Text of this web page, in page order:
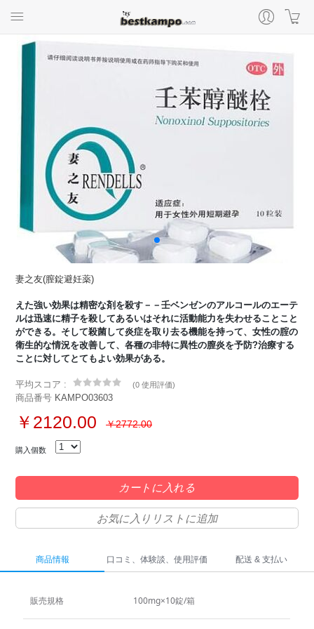
妻之友(膣錠避妊薬)
えた強い効果は精密な剤を殺す－－壬ベンゼンのアルコールのエーテ
ルは迅速に精子を殺してあるいはそれに活動能力を失わせることこと
ができる。そして殺菌して炎症を取り去る機能を持って、女性の腟の
衛生的な情況を改善して、各種の非特に異性の膣炎を予防?治療する
ことに対してとてもよい効果がある。
平均スコア : (0 使用評価)
商品番号 KAMPO03603
￥2120.00 ￥2772.00
購入個数
カートに入れる
お気に入りリストに追加
商品情報 口コミ、体験談、使用評価 配送 & 支払い
販売規格 100mg×10錠/箱